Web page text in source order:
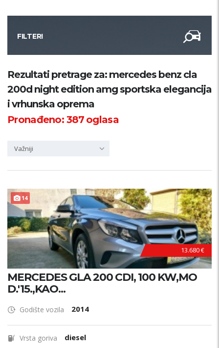
FILTERI
Kategorija
Županija
Samo sa slikom
Rezultati pretrage za: mercedes benz cla
200d night edition amg sportska elegancija
i vrhunska oprema
Pronađeno:387oglasa
Važniji
14
13.680 €
MERCEDES GLA 200 CDI, 100 KW,MO
D.'15.,KAO...
Godište vozila 2014
Vrsta goriva diesel